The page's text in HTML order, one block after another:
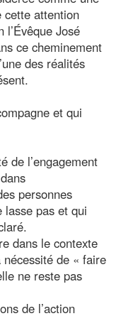
cette attention
José
ce cheminement
des réalités
et qui
de l’engagement
personnes
lasse pas et qui
dans le contexte
de « faire
ne reste pas
de l’action